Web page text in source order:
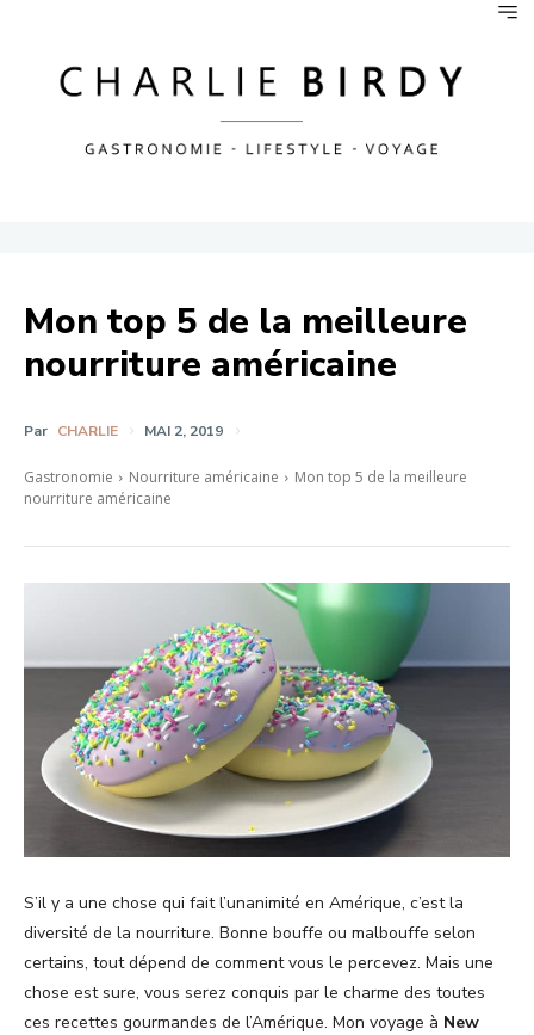
Mon top 5 de la meilleure
nourriture américaine
Par CHARLIE MAI 2, 2019
Gastronomie Nourriture américaine
Mon top 5 de la meilleure
nourriture américaine
S’il y a une chose qui fait l’unanimité en Amérique, c’est la
diversité de la nourriture. Bonne bouffe ou malbouffe selon
certains, tout dépend de comment vous le percevez. Mais une
chose est sure, vous serez conquis par le charme des toutes
ces recettes gourmandes de l’Amérique. Mon voyage à New